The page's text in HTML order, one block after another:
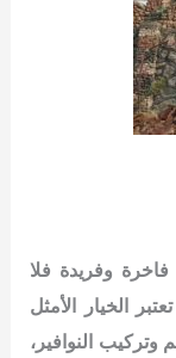
وفريدة فلا
الخيار الأمثل
وتركيب النوافير،